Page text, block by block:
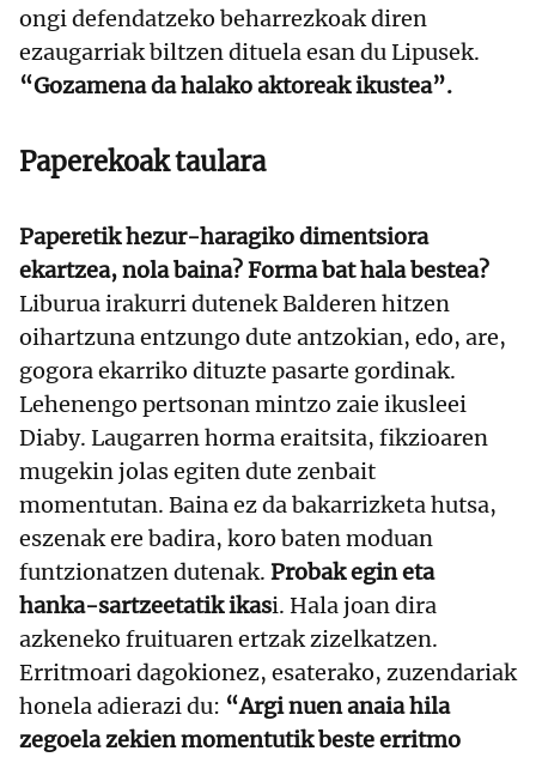
ongi defendatzeko beharrezkoak diren
ezaugarriak biltzen dituela esan du Lipusek.
“Gozamena da halako aktoreak ikustea”.
Paperekoak taulara
Paperetik hezur-haragiko dimentsiora
ekartzea, nola baina? Forma bat hala bestea?
Liburua irakurri dutenek Balderen hitzen
oihartzuna entzungo dute antzokian, edo, are,
gogora ekarriko dituzte pasarte gordinak.
Lehenengo pertsonan mintzo zaie ikusleei
Diaby. Laugarren horma eraitsita, fikzioaren
mugekin jolas egiten dute zenbait
momentutan. Baina ez da bakarrizketa hutsa,
eszenak ere badira, koro baten moduan
funtzionatzen dutenak. Probak egin eta
hanka-sartzeetatik ikasi. Hala joan dira
azkeneko fruituaren ertzak zizelkatzen.
Erritmoari dagokionez, esaterako, zuzendariak
honela adierazi du: “Argi nuen anaia hila
zegoela zekien momentutik beste erritmo